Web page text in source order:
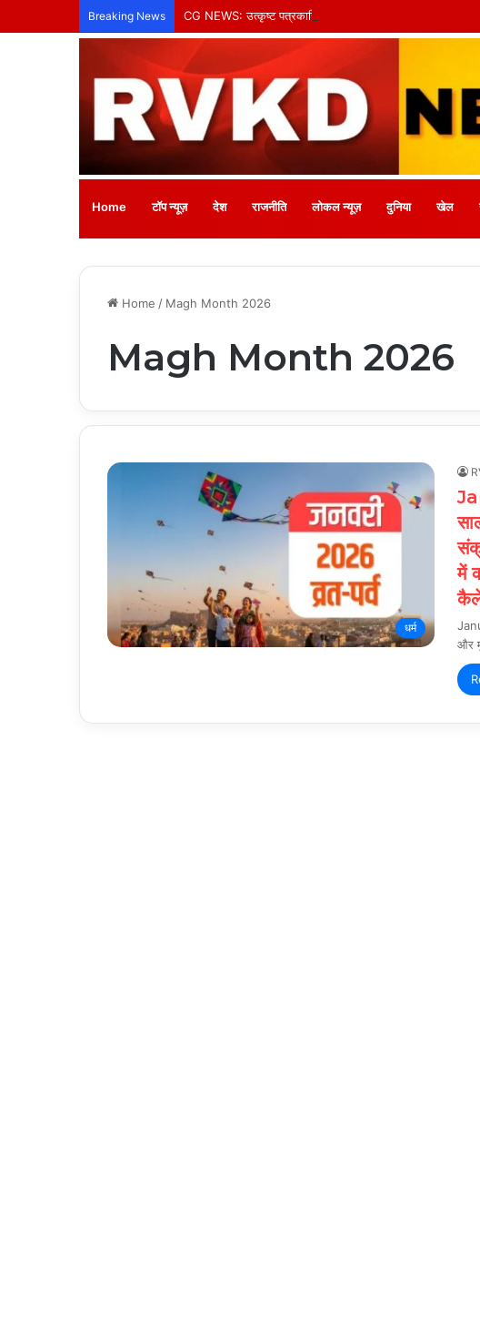
Breaking News CG NEWS: उत्कृष्ट पत्रकारिता के लिए ग्रैंड न्यूज़ के वरिष्ठ
Home टॉप न्यूज़ देश राजनीति लोकल न्यूज़ दुनिया खेल
Home / Magh Month 2026
Magh Month 2026
धर्म
में
और